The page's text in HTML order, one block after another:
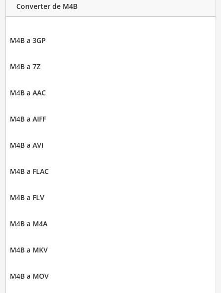
Converter de M4B
M4B a 3GP
M4B a 7Z
M4B a AAC
M4B a AIFF
M4B a AVI
M4B a FLAC
M4B a FLV
M4B a M4A
M4B a MKV
M4B a MOV